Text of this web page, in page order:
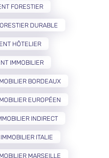
FORESTIER
DURABLE
HÔTELIER
IMMOBILIER
BORDEAUX
EUROPÉEN
INDIRECT
ITALIE
MARSEILLE